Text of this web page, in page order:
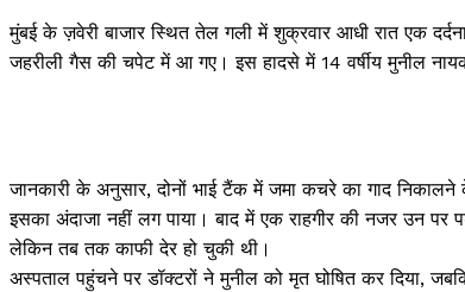
मुंबई के ज़वेरी बाजार स्थित तेल गली में शुक्रवार आधी रात एक
जहरीली गैस की चपेट में आ गए। इस हादसे में 14 वर्षीय मुनील
जानकारी के अनुसार, दोनों भाई टैंक में जमा कचरे का गाद
इसका अंदाजा नहीं लग पाया। बाद में एक राहगीर की नजर उन पर
लेकिन तब तक काफी देर हो चुकी थी।
अस्पताल पहुंचने पर डॉक्टरों ने मुनील को मृत घोषित कर दिया,